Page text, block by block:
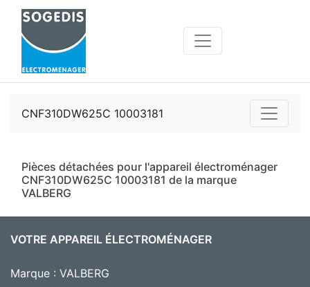
CNF310DW625C 10003181
Pièces détachées pour l'appareil électroménager
CNF310DW625C 10003181 de la marque
VALBERG
VOTRE APPAREIL ÉLECTROMÉNAGER
Marque : VALBERG